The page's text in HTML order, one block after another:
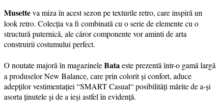
Musetteva miza în acest sezon pe texturile retro, care inspiră un
look retro. Colecția va fi combinată cu o serie de elemente cu o
structură puternică, ale căror componente vor aminti de arta
construirii costumului perfect.
O noutate majoră în magazineleBataeste prezentă într-o gamă largă
a produselor New Balance, care prin colorit și confort, aduce
adepților vestimentației “SMART Casual“ posibilități mărite de a-și
asorta ținutele și de a ieși astfel în evidență.